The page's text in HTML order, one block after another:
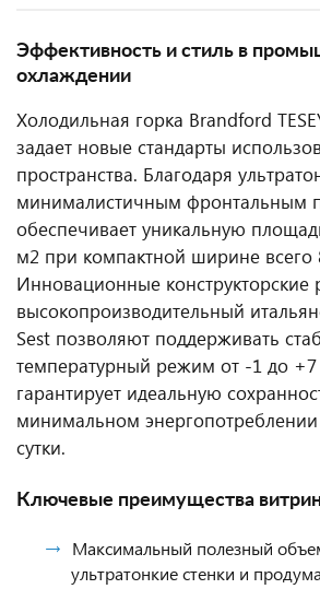
Эффективность и стиль в
охлаждении
Холодильная горка Brandford
задает новые стандарты
пространства. Благодаря
минималистичным фронтальным
обеспечивает уникальную
м2 при компактной ширине всего
Инновационные
высокопроизводительный
Sest позволяют поддерживать
температурный режим от -1 до +7
гарантирует идеальную
минимальном энергопотреблении
сутки.
Ключевые преимущества
Максимальный полезный
ультратонкие стенки и